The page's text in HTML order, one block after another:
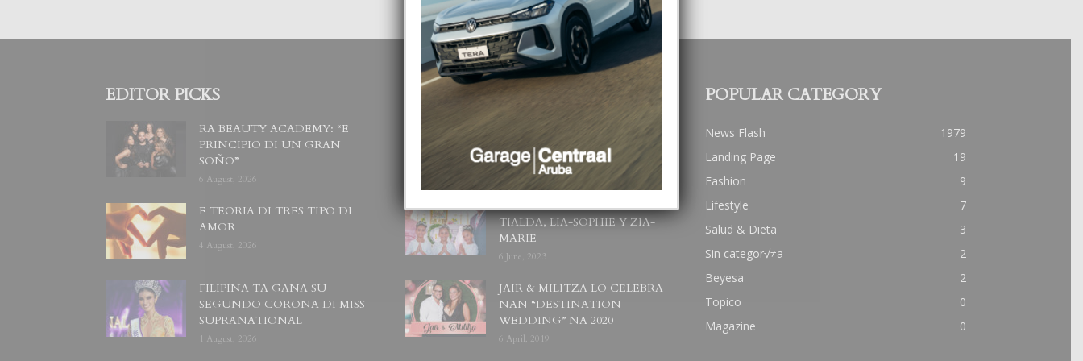
EDITOR PICKS
RA BEAUTY ACADEMY: “E
PRINCIPIO DI UN GRAN
SOÑO”
6 August, 2026
E TEORIA DI TRES TIPO DI
AMOR
4 August, 2026
FILIPINA TA GANA SU
SEGUNDO CORONA DI MISS
SUPRANATIONAL
1 August, 2026
POPULAR POSTS
BODA MANSUR
3 December, 2019
UN DIA INOLVIDABEL PA
TIALDA, LIA-SOPHIE Y ZIA-
MARIE
6 June, 2023
JAIR & MILITZA LO CELEBRA
NAN “DESTINATION
WEDDING” NA 2020
6 April, 2019
POPULAR CATEGORY
News Flash
1979
Landing Page
19
Fashion
9
Lifestyle
7
Salud & Dieta
3
Sin categor√≠a
2
Beyesa
2
Topico
0
Magazine
0